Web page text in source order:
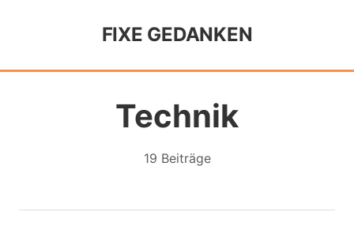
FIXE GEDANKEN
Technik
19 Beiträge